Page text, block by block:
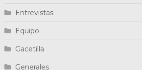
Entrevistas
Equipo
Gacetilla
Generales